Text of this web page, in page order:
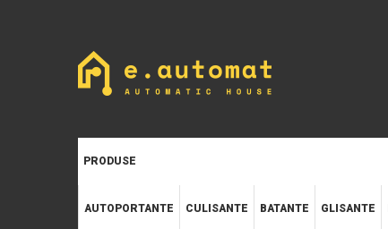
PRODUSE
AUTOPORTANTE CULISANTE BATANTE GLISANTE